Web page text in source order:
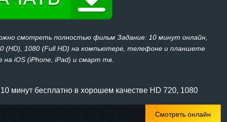
смотреть полностью фильм Задание: 10 минут онлайн,
(HD), 1080 (Full HD) на компьютере, телефоне и планшете
на iOS (iPhone, iPad) и смарт тв.
минут бесплатно в хорошем качестве HD 720, 1080
Смотреть онлайн